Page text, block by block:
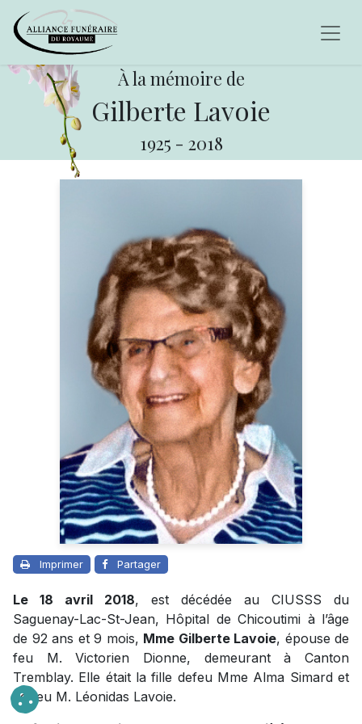
À la mémoire de
Gilberte Lavoie
1925 - 2018
Imprimer Partager
Le 18 avril 2018, est décédée au CIUSSS du
Saguenay-Lac-St-Jean, Hôpital de Chicoutimi à l’âge
de 92 ans et 9 mois, Mme Gilberte Lavoie, épouse de
feu M. Victorien Dionne, demeurant à Canton
Tremblay. Elle était la fille defeu Mme Alma Simard et
de feu M. Léonidas Lavoie.